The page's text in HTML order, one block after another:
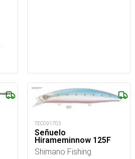
TEC091703
Señuelo
Hirameminnow 125F
Shimano Fishing